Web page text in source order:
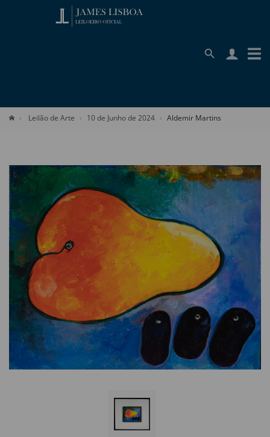
Leilão de Arte 10 de Junho de 2024 Aldemir Martins